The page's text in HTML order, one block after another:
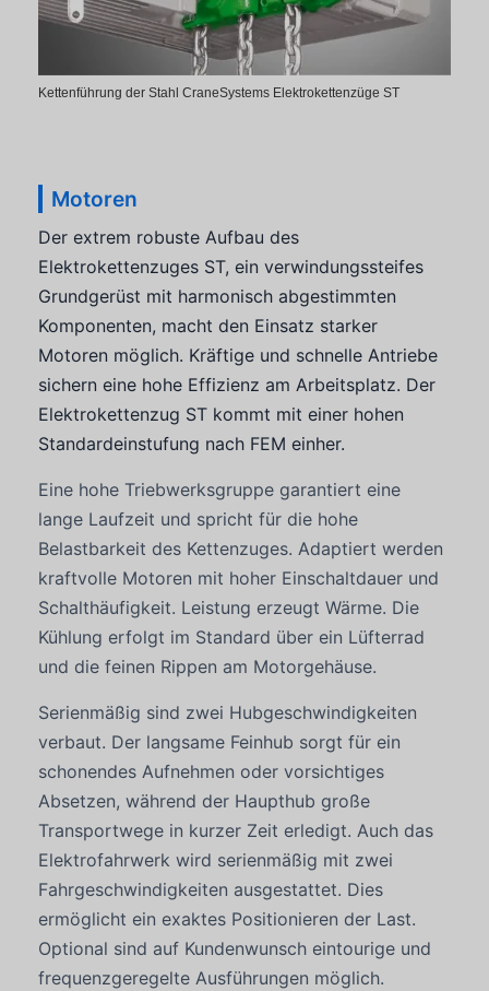
Kettenführung der Stahl CraneSystems Elektrokettenzüge ST
Motoren
Der extrem robuste Aufbau des
Elektrokettenzuges ST, ein verwindungssteifes
Grundgerüst mit harmonisch abgestimmten
Komponenten, macht den Einsatz starker
Motoren möglich. Kräftige und schnelle Antriebe
sichern eine hohe Effizienz am Arbeitsplatz. Der
Elektrokettenzug ST kommt mit einer hohen
Standardeinstufung nach FEM einher.
Eine hohe Triebwerksgruppe garantiert eine
lange Laufzeit und spricht für die hohe
Belastbarkeit des Kettenzuges. Adaptiert werden
kraftvolle Motoren mit hoher Einschaltdauer und
Schalthäufigkeit. Leistung erzeugt Wärme. Die
Kühlung erfolgt im Standard über ein Lüfterrad
und die feinen Rippen am Motorgehäuse.
Serienmäßig sind zwei Hubgeschwindigkeiten
verbaut. Der langsame Feinhub sorgt für ein
schonendes Aufnehmen oder vorsichtiges
Absetzen, während der Haupthub große
Transportwege in kurzer Zeit erledigt. Auch das
Elektrofahrwerk wird serienmäßig mit zwei
Fahrgeschwindigkeiten ausgestattet. Dies
ermöglicht ein exaktes Positionieren der Last.
Optional sind auf Kundenwunsch eintourige und
frequenzgeregelte Ausführungen möglich.